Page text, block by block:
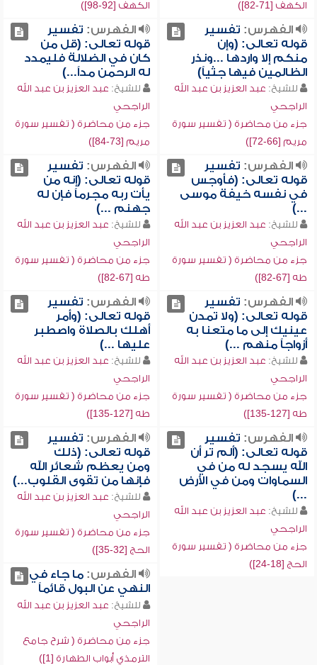
الكهف [71-82]) الكهف [92-98])
الفهرس: تفسير
قوله تعالى: (وإن
منكم إلا واردها ...ونذر
الظالمين فيها جثياً)
للشيخ: عبد العزيز بن عبد الله
الراجحي
جزء من محاضرة ( تفسير سورة
مريم [66-72])
الفهرس: تفسير
قوله تعالى: (قل من
كان في الضلالة فليمدد
له الرحمن مداً...)
للشيخ: عبد العزيز بن عبد الله
الراجحي
جزء من محاضرة ( تفسير سورة
مريم [73-84])
الفهرس: تفسير
قوله تعالى: (فأوجس
في نفسه خيفة موسى
...)
للشيخ: عبد العزيز بن عبد الله
الراجحي
جزء من محاضرة ( تفسير سورة
طه [67-82])
الفهرس: تفسير
قوله تعالى: (إنه من
يأت ربه مجرماً فإن له
جهنم ...)
للشيخ: عبد العزيز بن عبد الله
الراجحي
جزء من محاضرة ( تفسير سورة
طه [67-82])
الفهرس: تفسير
قوله تعالى: (ولا تمدن
عينيك إلى ما متعنا به
أزواجاً منهم ...)
للشيخ: عبد العزيز بن عبد الله
الراجحي
جزء من محاضرة ( تفسير سورة
طه [127-135])
الفهرس: تفسير
قوله تعالى: (وأمر
أهلك بالصلاة واصطبر
عليها ...)
للشيخ: عبد العزيز بن عبد الله
الراجحي
جزء من محاضرة ( تفسير سورة
طه [127-135])
الفهرس: تفسير
قوله تعالى: (ألم تر أن
الله يسجد له من في
السماوات ومن في الأرض
...)
للشيخ: عبد العزيز بن عبد الله
الراجحي
جزء من محاضرة ( تفسير سورة
الحج [18-24])
الفهرس: تفسير
قوله تعالى: (ذلك
ومن يعظم شعائر الله
فإنها من تقوى القلوب...)
للشيخ: عبد العزيز بن عبد الله
الراجحي
جزء من محاضرة ( تفسير سورة
الحج [32-35])
الفهرس:ما جاء في
النهي عن البول قائماً
للشيخ: عبد العزيز بن عبد الله
الراجحي
جزء من محاضرة ( شرح جامع
الترمذي أبواب الطهارة [1])